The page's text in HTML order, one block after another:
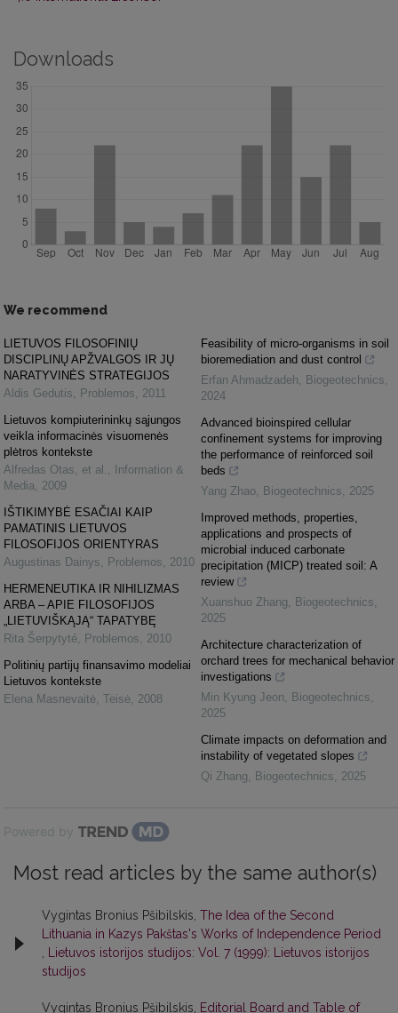
Downloads
We recommend
LIETUVOS FILOSOFINIŲ
DISCIPLINŲ APŽVALGOS IR JŲ
NARATYVINĖS STRATEGIJOS
Aldis Gedutis, Problemos, 2011
Lietuvos kompiuterininkų sąjungos
veikla informacinės visuomenės
plėtros kontekste
Alfredas Otas, et al. ,
Information &
Media, 2009
IŠTIKIMYBĖ ESAČIAI KAIP
PAMATINIS LIETUVOS
FILOSOFIJOS ORIENTYRAS
Augustinas Dainys, Problemos, 2010
HERMENEUTIKA IR NIHILIZMAS
ARBA – APIE FILOSOFIJOS
„LIETUVIŠKĄJĄ“ TAPATYBĘ
Rita Šerpytyté, Problemos, 2010
Politinių partijų finansavimo modeliai
Lietuvos kontekste
Elena Masnevaitė, Teisė, 2008
Feasibility of micro-organisms in soil
bioremediation and dust control
Erfan Ahmadzadeh, Biogeotechnics,
2024
Advanced bioinspired cellular
confinement systems for improving
the performance of reinforced soil
beds
Yang Zhao, Biogeotechnics, 2025
Improved methods, properties,
applications and prospects of
microbial induced carbonate
precipitation (MICP) treated soil: A
review
Xuanshuo Zhang, Biogeotechnics,
2025
Architecture characterization of
orchard trees for mechanical behavior
investigations
Min Kyung Jeon, Biogeotechnics,
2025
Climate impacts on deformation and
instability of vegetated slopes
Qi Zhang, Biogeotechnics, 2025
Powered by
Most read articles by the same author(s)
Vygintas Bronius Pšibilskis, The Idea of the Second
Lithuania in Kazys Pakštas's Works of Independence Period
Lietuvos istorijos studijos: Vol. 7 (1999): Lietuvos istorijos
studijos
Vygintas Bronius Pšibilskis,
Editorial Board and Table of